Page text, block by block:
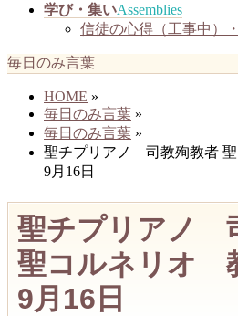
学び・集いAssemblies
信徒の心得（工事中）
毎日のみ言葉
HOME »
毎日のみ言葉 »
毎日のみ言葉 »
聖チプリアノ 司教殉教者
9月16日
聖チプリアノ
聖コルネリオ
9月16日